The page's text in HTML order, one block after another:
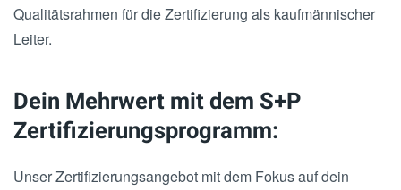
Qualitätsrahmen für die Zertifizierung als kaufmännischer
Leiter.
Dein Mehrwert mit dem S+P
Zertifizierungsprogramm:
Unser Zertifizierungsangebot mit dem Fokus auf dein